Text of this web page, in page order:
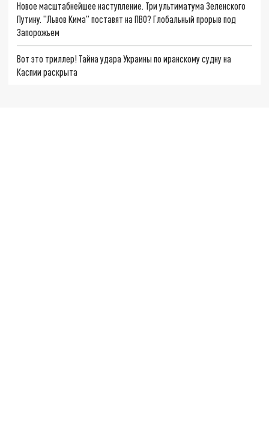
Новое масштабнейшее наступление. Три ультиматума Зеленского
Путину. "Львов Кима" поставят на ПВО? Глобальный прорыв под
Запорожьем
Вот это триллер! Тайна удара Украины по иранскому судну на
Каспии раскрыта